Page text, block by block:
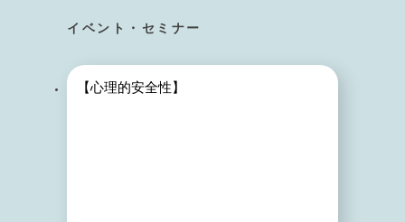
イベント・セミナー
【心理的安全性】